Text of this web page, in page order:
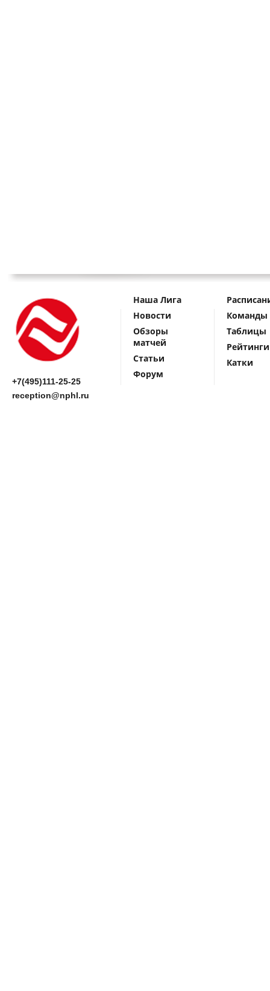
+7(495)111-25-25
reception@nphl.ru
Наша Лига
Новости
Обзоры
матчей
Статьи
Форум
Команды
Таблицы
Рейтинги
Катки